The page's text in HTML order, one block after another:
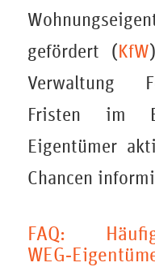
gefördert (KfW
Verwaltung
Fristen im
Eigentümer
Chancen
FAQ: